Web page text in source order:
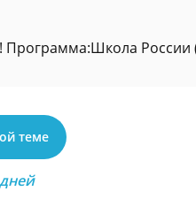
Программа:Школа России
теме